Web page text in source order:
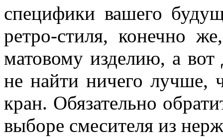
специфики вашего
ретро-стиля, конечно
матовому изделию, а вот
не найти ничего лучше,
кран. Обязательно
выборе смесителя из